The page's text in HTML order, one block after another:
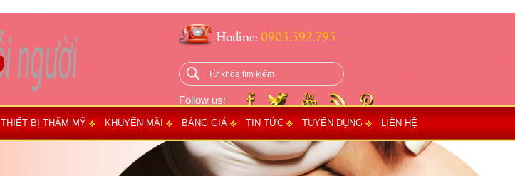
Hotline: 0903.392.795
Follow us:
THIẾT BỊ THẨM MỸ KHUYẾN MÃI BẢNG GIÁ TIN TỨC TUYỂN DỤNG LIÊN HỆ